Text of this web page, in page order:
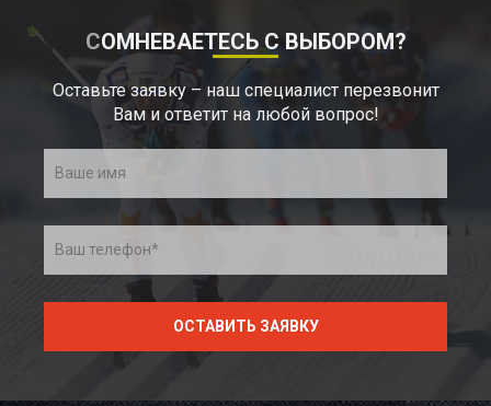
СОМНЕВАЕТЕСЬ С ВЫБОРОМ?
Оставьте заявку – наш специалист перезвонит
Вам и ответит на любой вопрос!